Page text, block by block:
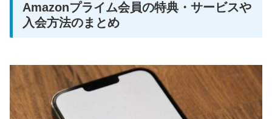
Amazonプライム会員の特典・サービスや
入会方法のまとめ